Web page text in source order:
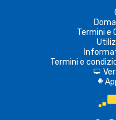
Termini e
Termini e
d
A